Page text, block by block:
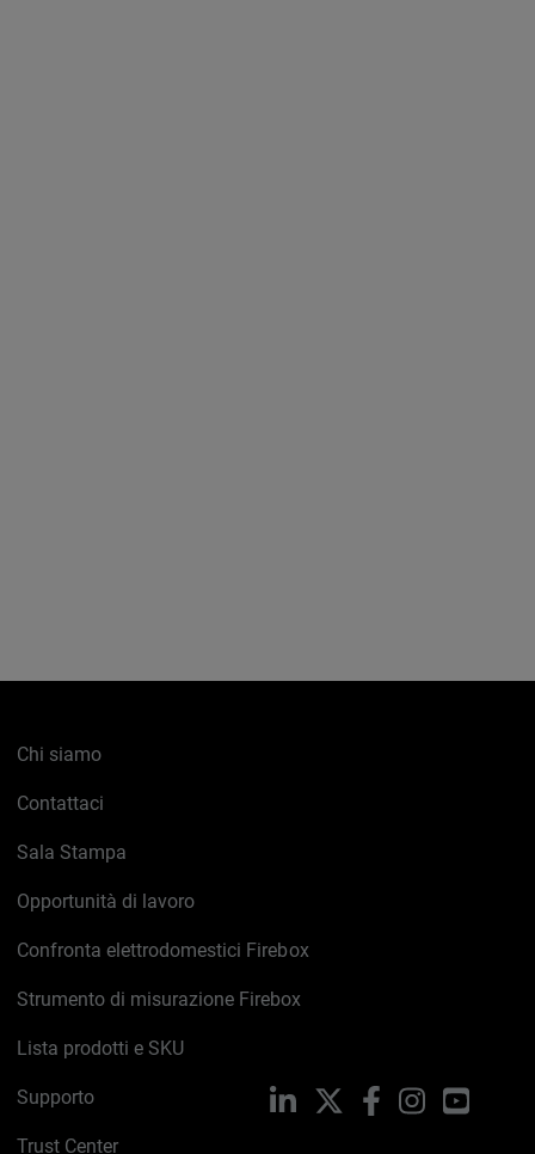
Chi siamo
Contattaci
Sala Stampa
Opportunità di lavoro
Confronta elettrodomestici Firebox
Strumento di misurazione Firebox
Lista prodotti e SKU
Supporto
Trust Center
LinkedIn FacebookInstagram